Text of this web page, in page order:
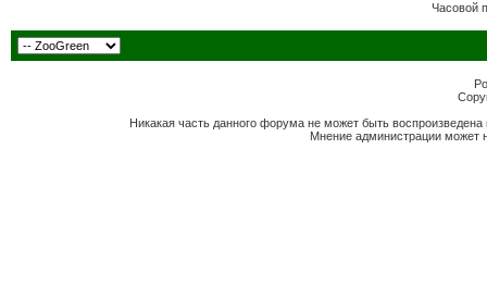
Часовой
Никакая часть данного форума не может быть
Мнение администрации может